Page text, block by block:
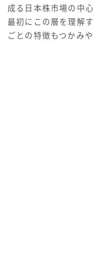
成る日本株市場の中
最初にこの層を理解
ごとの特徴もつかみ